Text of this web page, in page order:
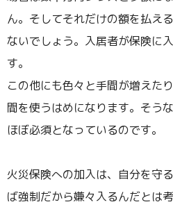
ん。そしてそれだけの額を払え
ないでしょう。入居者が保険に
す。
この他にも色々と手間が増えた
間を使うはめになります。そう
ほぼ必須となっているのです。
火災保険への加入は、自分を守
ば強制だから嫌々入るんだとは